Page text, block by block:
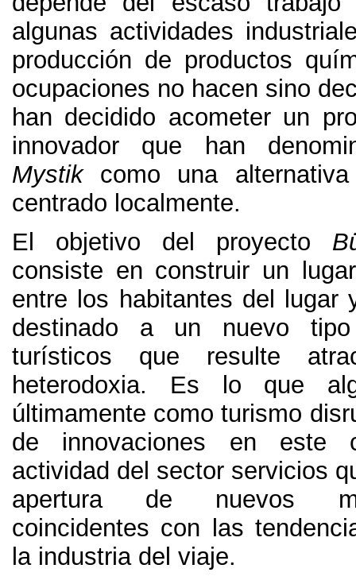
algunas actividades
producción de productos
ocupaciones no hacen sino
han decidido acometer un
innovador que han
Mystik
como una
centrado localmente.
El objetivo del proyecto
consiste en construir un
entre los habitantes del lugar
destinado a un nuevo
turísticos que resulte
heterodoxia. Es lo que
últimamente como turismo
de innovaciones en este
actividad del sector servicios
apertura de nuevos
coincidentes con las
la industria del viaje.